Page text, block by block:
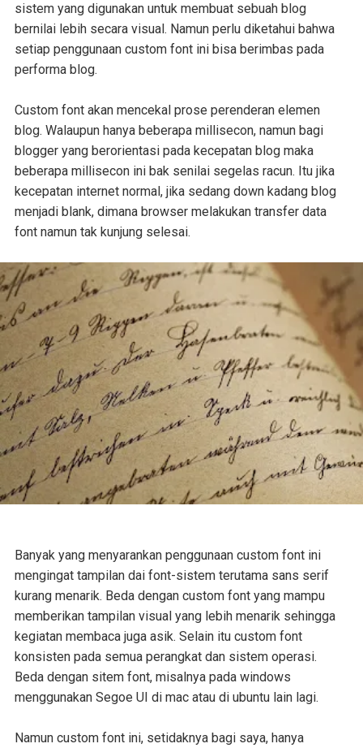
sistem yang digunakan untuk membuat sebuah blog
bernilai lebih secara visual. Namun perlu diketahui bahwa
setiap penggunaan custom font ini bisa berimbas pada
performa blog.
Custom font akan mencekal prose perenderan elemen
blog. Walaupun hanya beberapa millisecon, namun bagi
blogger yang berorientasi pada kecepatan blog maka
beberapa millisecon ini bak senilai segelas racun. Itu jika
kecepatan internet normal, jika sedang down kadang blog
menjadi blank, dimana browser melakukan transfer data
font namun tak kunjung selesai.
Banyak yang menyarankan penggunaan custom font ini
mengingat tampilan dai font-sistem terutama sans serif
kurang menarik. Beda dengan custom font yang mampu
memberikan tampilan visual yang lebih menarik sehingga
kegiatan membaca juga asik. Selain itu custom font
konsisten pada semua perangkat dan sistem operasi.
Beda dengan sitem font, misalnya pada windows
menggunakan Segoe UI di mac atau di ubuntu lain lagi.
Namun custom font ini, setidaknya bagi saya, hanya